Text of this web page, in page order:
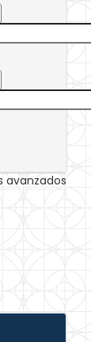
avanzados